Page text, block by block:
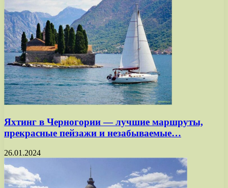
Яхтинг в Черногории — лучшие маршруты,
прекрасные пейзажи и незабываемые…
26.01.2024